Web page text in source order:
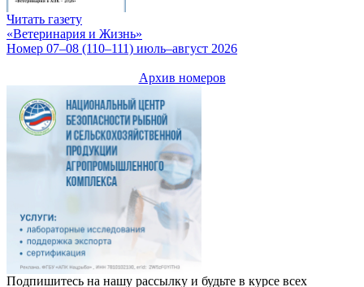
Читать газету
«Ветеринария и Жизнь»
Номер 07–08 (110–111) июль–август 2026
Архив номеров
Подпишитесь на нашу рассылку и будьте в курсе всех